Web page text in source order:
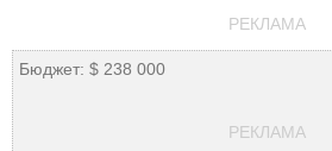
РЕКЛАМА
Бюджет: $ 238 000
РЕКЛАМА